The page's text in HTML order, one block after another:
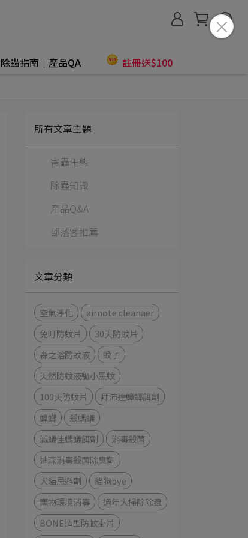
除蟲指南│產品QA 註冊送$100
所有文章主題
害蟲生態
除蟲知識
產品Q&A
部落客推薦
文章分類
空氣淨化
airnote cleanaer
免叮防蚊片
30天防蚊片
森之浴防蚊液
蚊子
天然防蚊液驅小黑蚊
100天防蚊片
拜沛達蟑螂餌劑
蟑螂
殺螞蟻
滅蟻佳螞蟻餌劑
消毒殺菌
迪森消毒殺菌除臭劑
犬貓忌避劑
貓狗bye
寵物環境消毒
過年大掃除除蟲
BONE造型防蚊掛片